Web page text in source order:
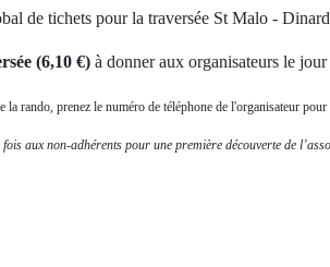
de tichets pour la traversée St Malo -
(6,10 €) à donner aux organisateurs le
la rando, prenez le numéro de téléphone de l'organisateur
aux non-adhérents pour une première découverte de